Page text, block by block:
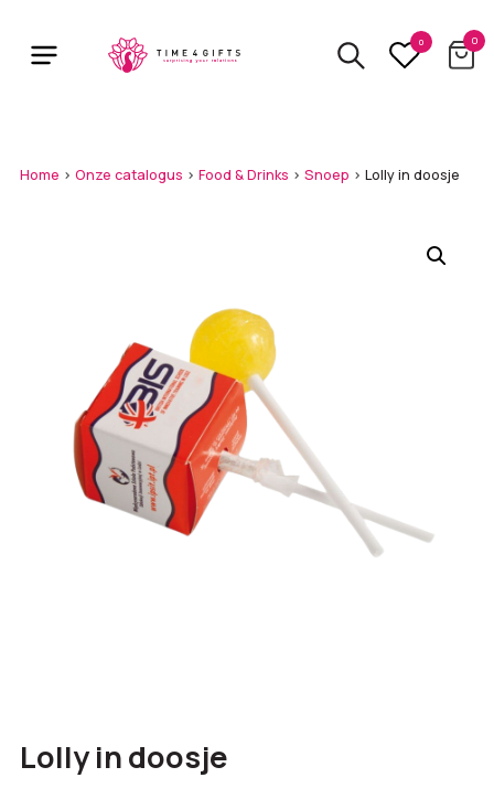
main
0 0
Home > Onze catalogus > Food & Drinks > Snoep > Lolly in doosje
Lolly in doosje